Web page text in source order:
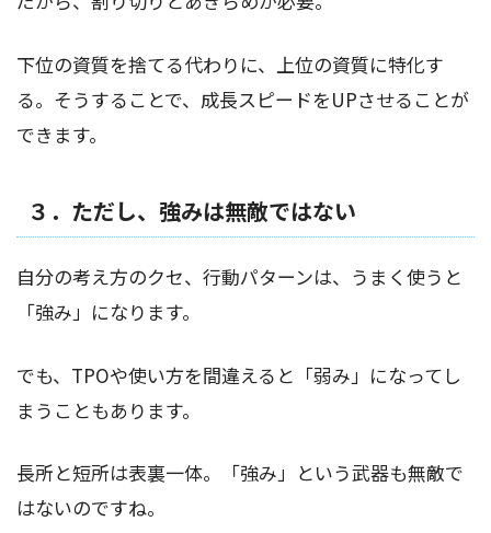
下位の資質を捨てる代わりに、上位の資質に特化す
る。そうすることで、成長スピードをUPさせることが
できます。
３．ただし、強みは無敵ではない
自分の考え方のクセ、行動パターンは、うまく使うと
「強み」になります。
でも、TPOや使い方を間違えると「弱み」になってし
まうこともあります。
長所と短所は表裏一体。「強み」という武器も無敵で
はないのですね。